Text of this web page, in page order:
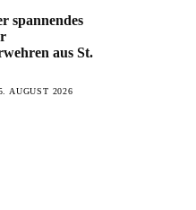
spannendes
aus St.
AUGUST 2026